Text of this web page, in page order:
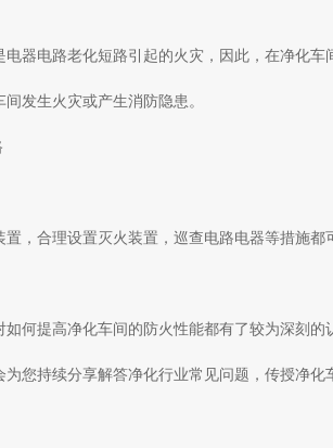
器电路老化短路引起的火灾，因此，在净化车
发生火灾或产生消防隐患。
，合理设置灭火装置，巡查电路电器等措施都
如何提高净化车间的防火性能都有了较为深刻的
您持续分享解答净化行业常见问题，传授净化